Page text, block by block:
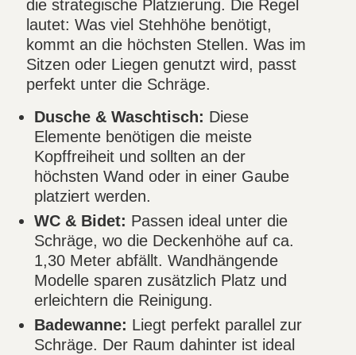
die strategische Platzierung. Die Regel
lautet: Was viel Stehhöhe benötigt,
kommt an die höchsten Stellen. Was im
Sitzen oder Liegen genutzt wird, passt
perfekt unter die Schräge.
Dusche & Waschtisch: Diese
Elemente benötigen die meiste
Kopffreiheit und sollten an der
höchsten Wand oder in einer Gaube
platziert werden.
WC & Bidet: Passen ideal unter die
Schräge, wo die Deckenhöhe auf ca.
1,30 Meter abfällt. Wandhängende
Modelle sparen zusätzlich Platz und
erleichtern die Reinigung.
Badewanne: Liegt perfekt parallel zur
Schräge. Der Raum dahinter ist ideal